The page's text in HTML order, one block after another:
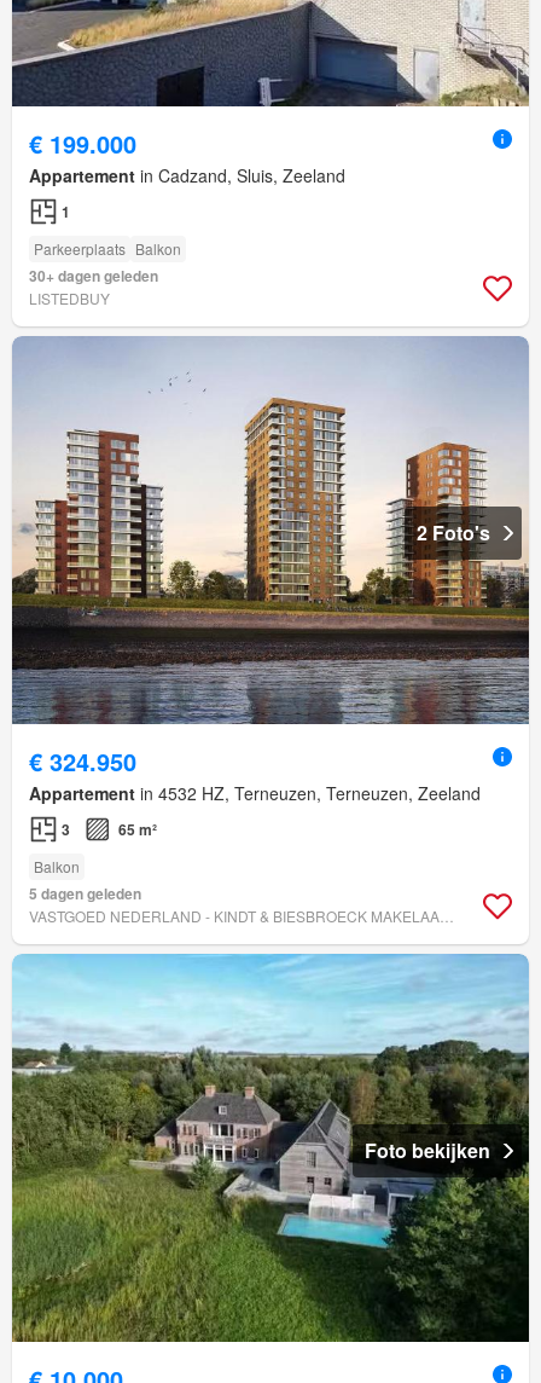
€ 199.000
Appartement in Cadzand, Sluis, Zeeland
1
Parkeerplaats Balkon
30+ dagen geleden
LISTEDBUY
2 Foto's
€ 324.950
Appartement in 4532 HZ, Terneuzen, Terneuzen, Zeeland
3 65 m²
Balkon
5 dagen geleden
Foto bekijken